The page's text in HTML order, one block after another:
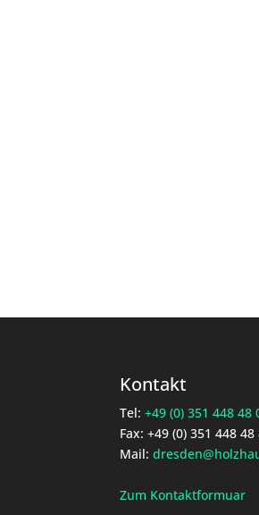
Kontakt
Tel:+49 (0) 351 448 48
Fax: +49 (0) 351 448 48
Mail:
Zum Kontaktformuar